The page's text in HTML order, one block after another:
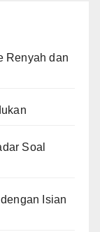
Renyah dan
Soal
Isian